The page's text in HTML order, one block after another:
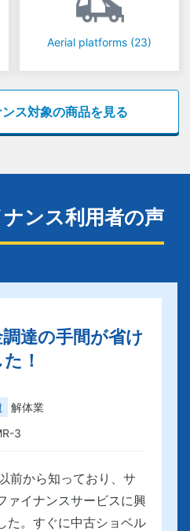
Aerial platforms (23)
ス対象の商品を見る
ンス利用者の声
達の手間が省け
！
解体業
3
前から知っており、サ
ァイナンスサービスに興
た。すぐに中古ショベル